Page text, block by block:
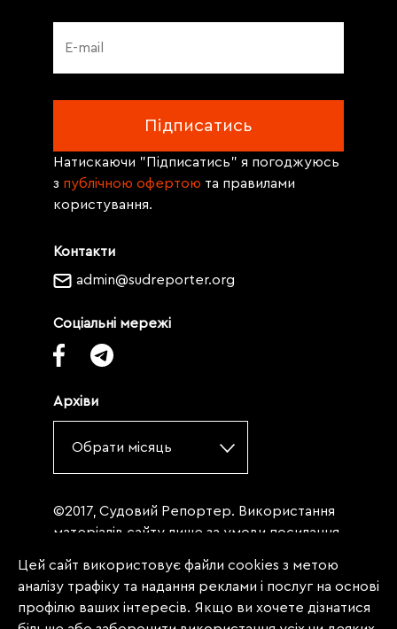
Контакти
admin@sudreporter.org
Соціальні мережі
Архіви
Обрати місяць
Натискаючи "Підписатись" я погоджуюсь
з публічною офертою та правилами
користування.
©2017, Судовий Репортер. Використання
матеріалів сайту лише за умови посилання
«Судовий репортер» не нижче третього
абзацу. Матеріали, щодо яких міститься
заборона на повну републікацію
Цей сайт використовує файли cookies з метою
аналізу трафіку та надання реклами і послуг на основі
профілю ваших інтересів. Якщо ви хочете дізнатися